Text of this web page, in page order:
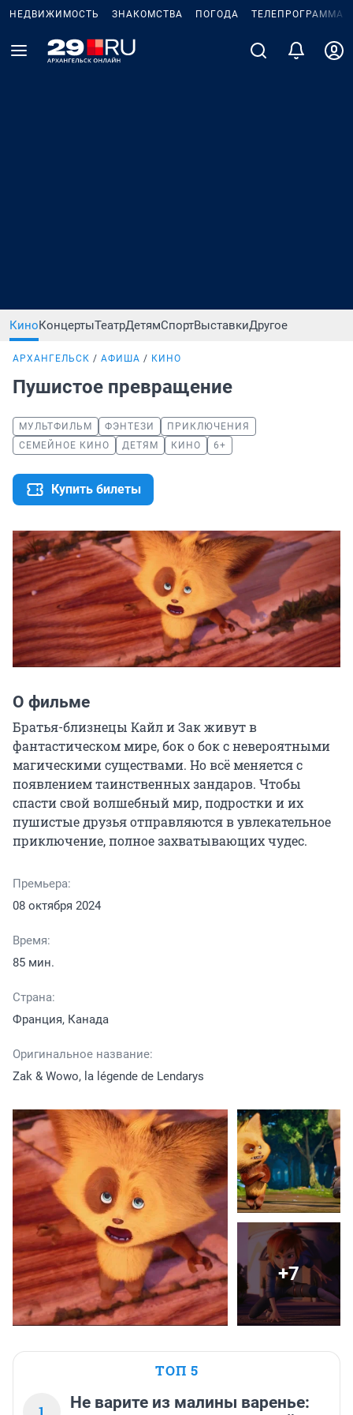
НЕДВИЖИМОСТЬ ЗНАКОМСТВА ПОГОДА ТЕЛЕПРОГРАММА
КиноКонцертыТеатрДетямСпортВыставкиДругое
АРХАНГЕЛЬСК АФИША КИНО
Пушистое превращение
МУЛЬТФИЛЬМ ФЭНТЕЗИ
ПРИКЛЮЧЕНИЯ
СЕМЕЙНОЕ КИНО
ДЕТЯМ КИНО 6+
Купить билеты
О фильме
Братья-близнецы Кайл и Зак живут в
фантастическом мире, бок о бок с невероятными
магическими существами. Но всё меняется с
появлением таинственных зандаров. Чтобы
спасти свой волшебный мир, подростки и их
пушистые друзья отправляются в увлекательное
приключение, полное захватывающих чудес.
Премьера:
08 октября 2024
Время:
85 мин.
Страна:
Франция, Канада
Оригинальное название:
Zak & Wowo, la légende de Lendarys
+7
ТОП 5
1
Не варите из малины варенье: